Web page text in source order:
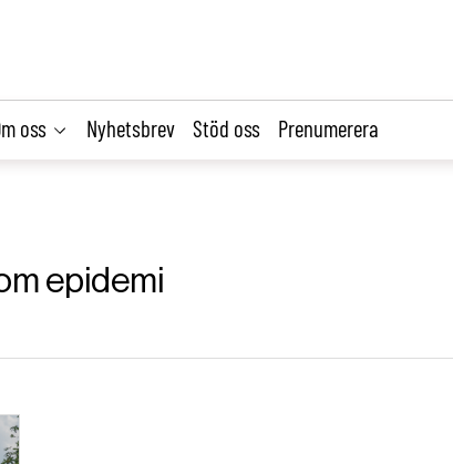
oss Nyhetsbrev Stöd oss Prenumerera
epidemi